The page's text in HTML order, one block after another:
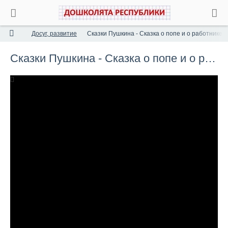
Досуг, развитие Сказки Пушкина - Сказка о попе и о работнике
Сказки Пушкина - Сказка о попе и о работнике его Балде